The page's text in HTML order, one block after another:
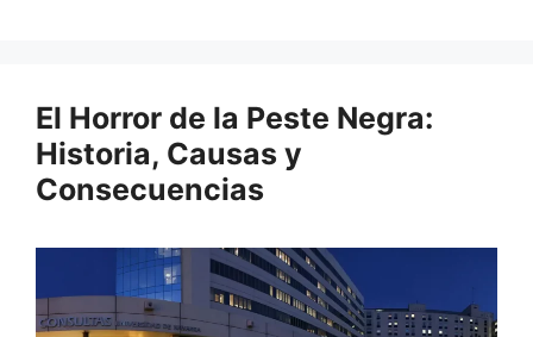
El Horror de la Peste Negra:
Historia, Causas y
Consecuencias